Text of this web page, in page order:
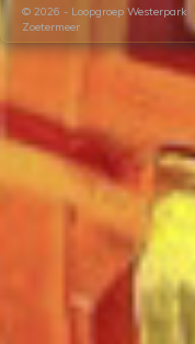
© 2026 - Loopgroep Westerpark
Zoetermeer